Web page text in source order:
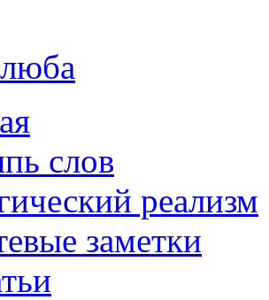
слов
реализм
заметки